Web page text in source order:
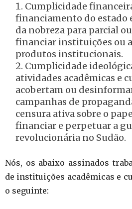
Cumplicidade
financiamento do estado
da nobreza para parcial
financiar instituições ou
produtos institucionais.
Cumplicidade
atividades acadêmicas e
acobertam ou
campanhas de
censura ativa sobre o
financiar e perpetuar a
revolucionária no Sudão.
Nós, os abaixo assinados
de instituições acadêmicas e
o seguinte: